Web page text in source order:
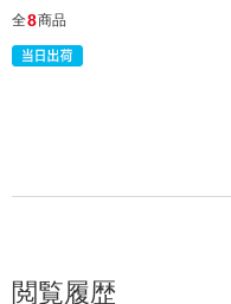
全8商品
閲覧履歴